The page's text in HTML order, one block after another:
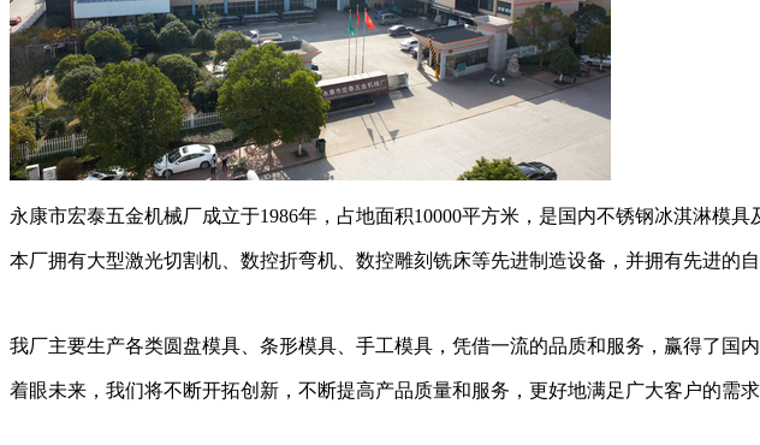
永康市宏泰五金机械厂成立于1986年，占地面积10000平方米，是国内不锈钢冰淇淋模
本厂拥有大型激光切割机、数控折弯机、数控雕刻铣床等先进制造设备，并拥有先进的
我厂主要生产各类圆盘模具、条形模具、手工模具，凭借一流的品质和服务，赢得了国
着眼未来，我们将不断开拓创新，不断提高产品质量和服务，更好地满足广大客户的需求